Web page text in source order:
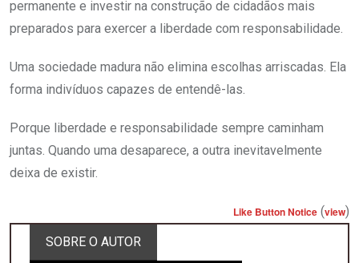
permanente e investir na construção de cidadãos mais
preparados para exercer a liberdade com responsabilidade.
Uma sociedade madura não elimina escolhas arriscadas. Ela
forma indivíduos capazes de entendê-las.
Porque liberdade e responsabilidade sempre caminham
juntas. Quando uma desaparece, a outra inevitavelmente
deixa de existir.
Like Button Notice (view)
SOBRE O AUTOR